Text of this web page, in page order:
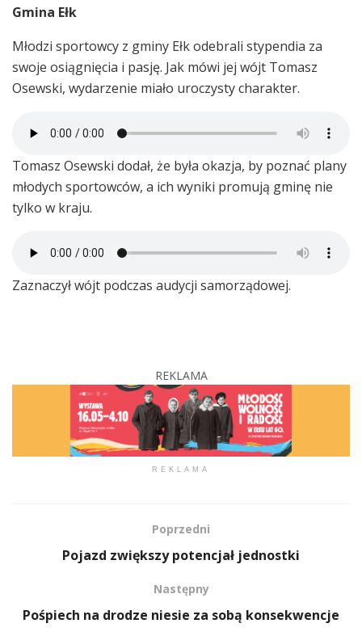
Gmina Ełk
Młodzi sportowcy z gminy Ełk odebrali stypendia za
swoje osiągnięcia i pasję. Jak mówi jej wójt Tomasz
Osewski, wydarzenie miało uroczysty charakter.
Tomasz Osewski dodał, że była okazja, by poznać plany
młodych sportowców, a ich wyniki promują gminę nie
tylko w kraju.
Zaznaczył wójt podczas audycji samorządowej.
REKLAMA
REKLAMA
Poprzedni
Pojazd zwiększy potencjał jednostki
Następny
Pośpiech na drodze niesie za sobą konsekwencje